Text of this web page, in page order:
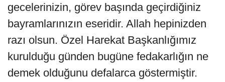
gecelerinizin, görev başında geçirdiğiniz
bayramlarınızın eseridir. Allah hepinizden
razı olsun. Özel Harekat Başkanlığımız
kurulduğu günden bugüne fedakarlığın ne
demek olduğunu defalarca göstermiştir.